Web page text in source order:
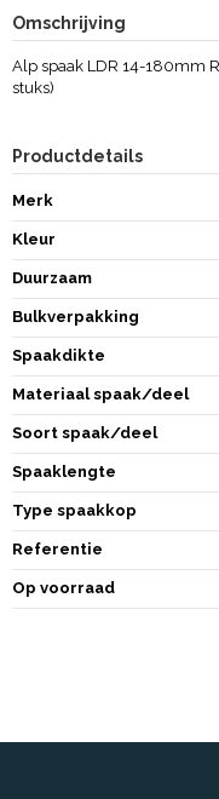
Omschrijving
Alp spaak LDR 14-180mm
stuks)
Productdetails
Merk
Kleur
Duurzaam
Bulkverpakking
Spaakdikte
Materiaal spaak/deel
Soort spaak/deel
Spaaklengte
Type spaakkop
Referentie
Op voorraad